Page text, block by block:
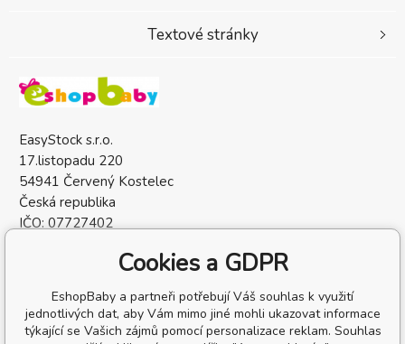
EasyStock s.r.o.
17.listopadu 220
54941 Červený Kostelec
Česká republika
IČO: 07727402
Textové stránky
Cookies a GDPR
EshopBaby a partneři potřebují Váš souhlas k využití
jednotlivých dat, aby Vám mimo jiné mohli ukazovat informace
týkající se Vašich zájmů pomocí personalizace reklam. Souhlas